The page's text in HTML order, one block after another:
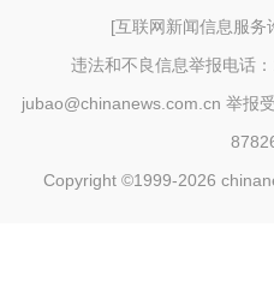
[互联网新闻信息服
违法和不良信息举报电话
jubao@chinanews.com.cn 举报
Copyright ©1999-2026